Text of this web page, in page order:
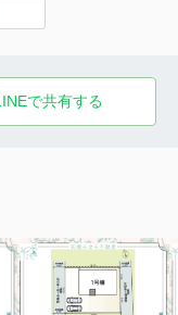
で共有する